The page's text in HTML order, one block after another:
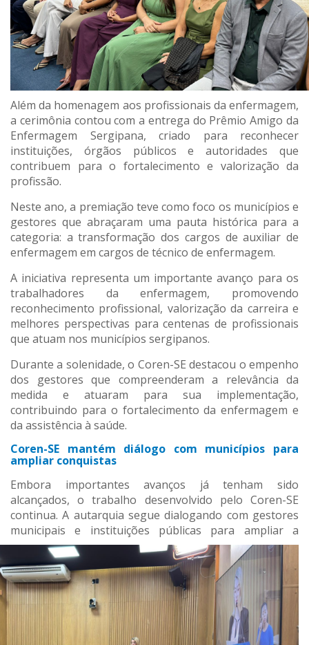
Além da homenagem aos profissionais da enfermagem,
a cerimônia contou com a entrega do Prêmio Amigo da
Enfermagem Sergipana, criado para reconhecer
instituições, órgãos públicos e autoridades que
contribuem para o fortalecimento e valorização da
profissão.
Neste ano, a premiação teve como foco os municípios e
gestores que abraçaram uma pauta histórica para a
categoria: a transformação dos cargos de auxiliar de
enfermagem em cargos de técnico de enfermagem.
A iniciativa representa um importante avanço para os
trabalhadores da enfermagem, promovendo
reconhecimento profissional, valorização da carreira e
melhores perspectivas para centenas de profissionais
que atuam nos municípios sergipanos.
Durante a solenidade, o Coren-SE destacou o empenho
dos gestores que compreenderam a relevância da
medida e atuaram para sua implementação,
contribuindo para o fortalecimento da enfermagem e
da assistência à saúde.
Coren-SE mantém diálogo com municípios para
ampliar conquistas
Embora importantes avanços já tenham sido
alcançados, o trabalho desenvolvido pelo Coren-SE
continua. A autarquia segue dialogando com gestores
municipais e instituições públicas para ampliar a